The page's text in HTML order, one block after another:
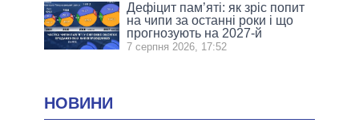
Дефіцит пам’яті: як зріс попит
на чипи за останні роки і що
прогнозують на 2027-й
7 серпня 2026, 17:52
НОВИНИ